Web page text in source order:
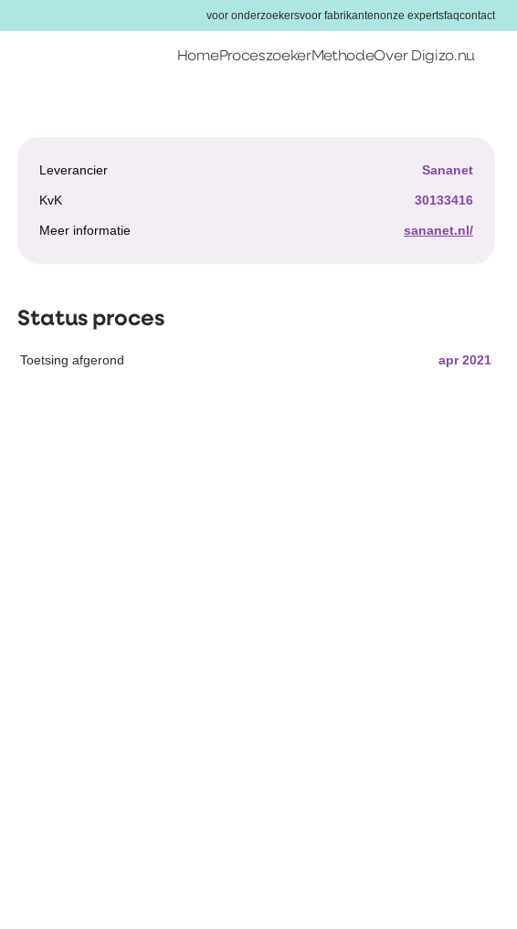
voor onderzoekersvoor fabrikantenonze expertsfaqcontact
HomeProceszoekerMethodeOver Digizo.nu
Over Digizo.nu
Leverancier Sananet
KvK 30133416
Meer informatie sananet.nl/
Status proces
Toetsing afgerond apr 2021